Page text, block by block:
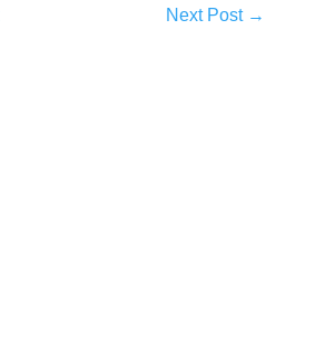
Next Post→